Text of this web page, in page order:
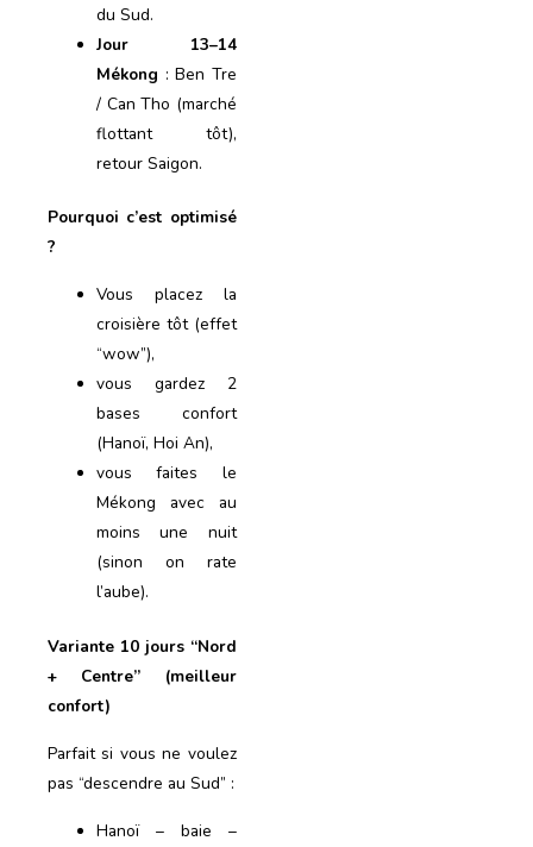
du Sud.
Jour 13–14
Mékong : Ben Tre
/ Can Tho (marché
flottant tôt),
retour Saigon.
Pourquoi c’est optimisé
?
Vous placez la
croisière tôt (effet
“wow”),
vous gardez 2
bases confort
(Hanoï, Hoi An),
vous faites le
Mékong avec au
moins une nuit
(sinon on rate
l’aube).
Variante 10 jours “Nord
+ Centre” (meilleur
confort)
Parfait si vous ne voulez
pas “descendre au Sud” :
Hanoï – baie –